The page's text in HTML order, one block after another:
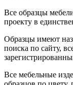
Все образцы
проекту в
Образцы имеют
поиска по сайту,
Все мебельные